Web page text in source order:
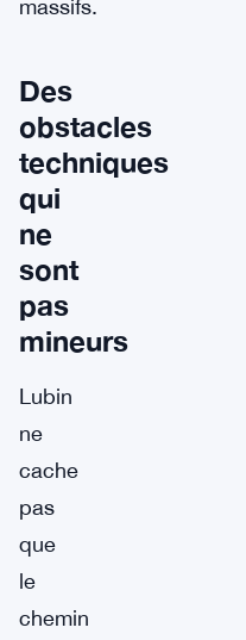
massifs.
Des
obstacles
techniques
qui
ne
sont
pas
mineurs
Lubin
ne
cache
pas
que
le
chemin